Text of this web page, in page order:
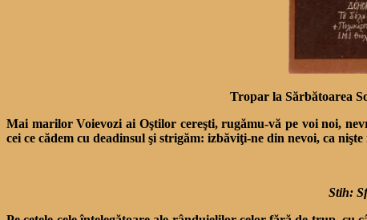
Tropar la Sărbătoarea
Mai marilor Voievozi ai Oştilor cereşti, rugămu-vă pe voi noi,
cei ce cădem cu deadinsul şi strigăm: izbăviţi-ne din nevoi, ca
Stih: